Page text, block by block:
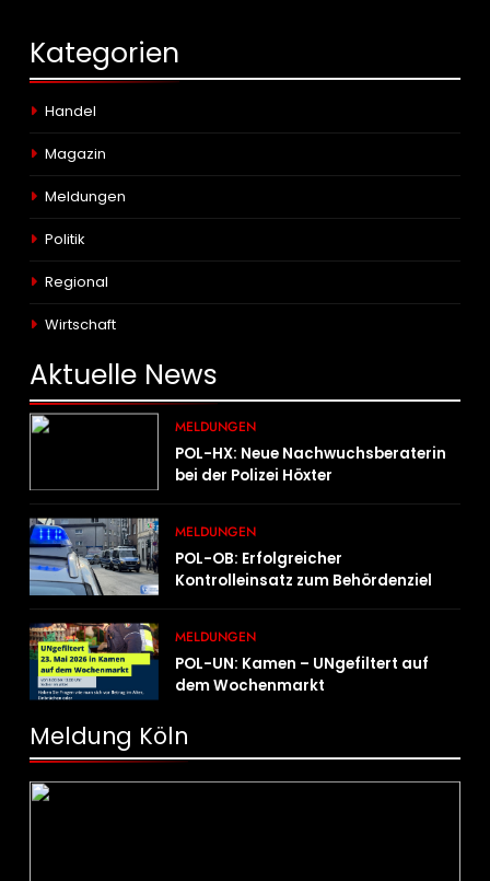
Kategorien
Handel
Magazin
Meldungen
Politik
Regional
Wirtschaft
Aktuelle News
MELDUNGEN
POL-HX: Neue Nachwuchsberaterin
bei der Polizei Höxter
MELDUNGEN
POL-OB: Erfolgreicher
Kontrolleinsatz zum Behördenziel
MELDUNGEN
POL-UN: Kamen – UNgefiltert auf
dem Wochenmarkt
Meldung Köln